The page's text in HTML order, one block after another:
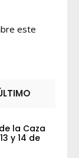
este
la Caza
y 14 de